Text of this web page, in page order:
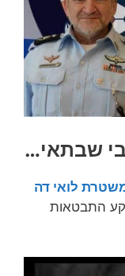
שבתאי…
לואי דה
התבטאות